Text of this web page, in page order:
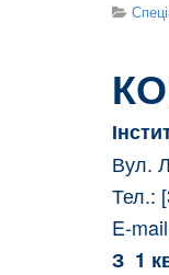
Вул.
Тел.:
E-
З 1